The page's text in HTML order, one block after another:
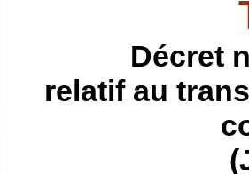
Décret
relatif au